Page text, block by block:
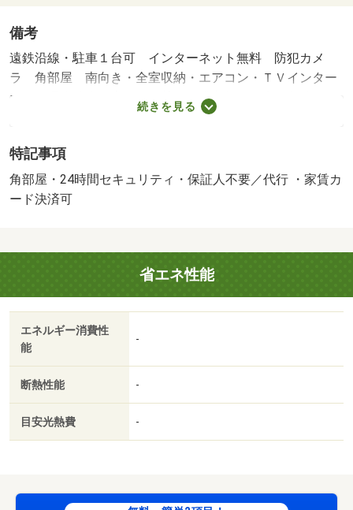
備考
遠鉄沿線・駐車１台可 インターネット無料 防犯カメ
ラ 角部屋 南向き・全室収納・エアコン・ＴＶインター
ホン・温水洗浄便座・追い焚き・浴室乾燥・床下収納・現
況優先 保証人不要（保証会社必須） 更新事務手数料２
加入要（契約時保証委託料：２２，０００円 月額保証委
託料：賃料総額の２．２％又は５．５％）・鍵交換代：あ
り３，３００円～・維持費等：２４時間管理費１，９８０
インターホンでセキュリティも安心♪ インターネット無料
も魅力です☆・バイク置場：なし・駐輪場：有・仲介手数
料：１．１ヶ月/ハウスクリーニング 60000円
続きを見る
特記事項
角部屋・24時間セキュリティ・保証人不要／代行 ・家賃カ
ード決済可
省エネ性能
エネルギー消費性
能
-
断熱性能 -
目安光熱費 -